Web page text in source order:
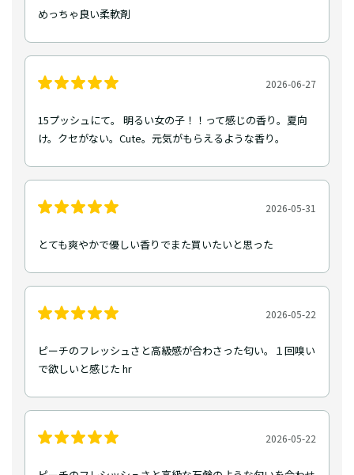
めっちゃ良い柔軟剤
2026-06-27
15プッシュにて。 明るい女の子！！って感じの香り。夏向
け。クセがない。Cute。元気がもらえるような香り。
2026-05-31
とても爽やかで優しい香りでまた買いたいと思った
2026-05-22
ピーチのフレッシュさと高級感が合わさった匂い。１回嗅い
で欲しいと感じた hr
2026-05-22